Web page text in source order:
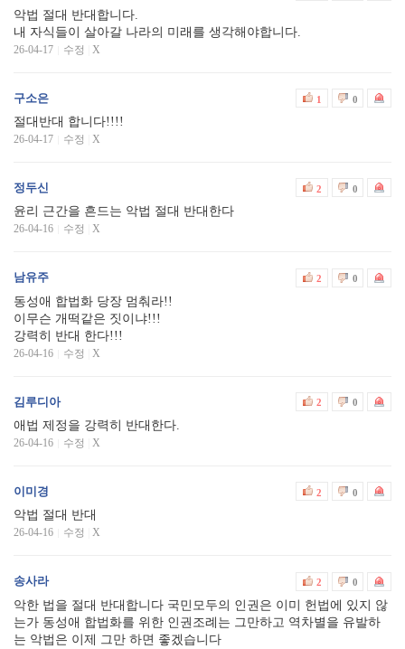
악법 절대 반대합니다.
내 자식들이 살아갈 나라의 미래를 생각해야합니다.
26-04-17 수정 X
구소은 1 0
절대반대 합니다!!!!
26-04-17 수정 X
정두신 2 0
윤리 근간을 흔드는 악법 절대 반대한다
26-04-16 수정 X
남유주 2 0
동성애 합법화 당장 멈춰라!!
이무슨 개떡같은 짓이냐!!!
강력히 반대 한다!!!
26-04-16 수정 X
김루디아 2 0
애법 제정을 강력히 반대한다.
26-04-16 수정 X
이미경 2 0
악법 절대 반대
26-04-16 수정 X
송사라 2 0
악한 법을 절대 반대합니다 국민모두의 인권은 이미 헌법에 있지 않
는가 동성애 합법화를 위한 인권조례는 그만하고 역차별을 유발하
는 악법은 이제 그만 하면 좋겠습니다